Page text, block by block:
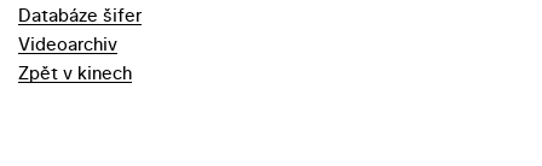
Databáze šifer
Videoarchiv
Zpět v kinech